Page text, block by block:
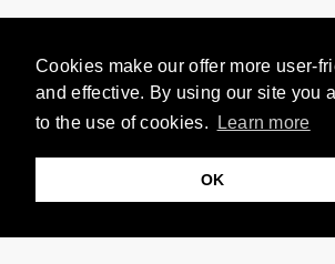
Cookies make our offer more user-
and effective. By using our site you
to the use of cookies.
Learn more
OK